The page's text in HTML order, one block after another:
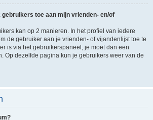
gebruikers toe aan mijn vrienden- en/of
kan op 2 manieren. In het profiel van iedere
de gebruiker aan je vrienden- of vijandenlijst toe te
is via het gebruikerspaneel, je moet dan een
Op dezelfde pagina kun je gebruikers weer van de